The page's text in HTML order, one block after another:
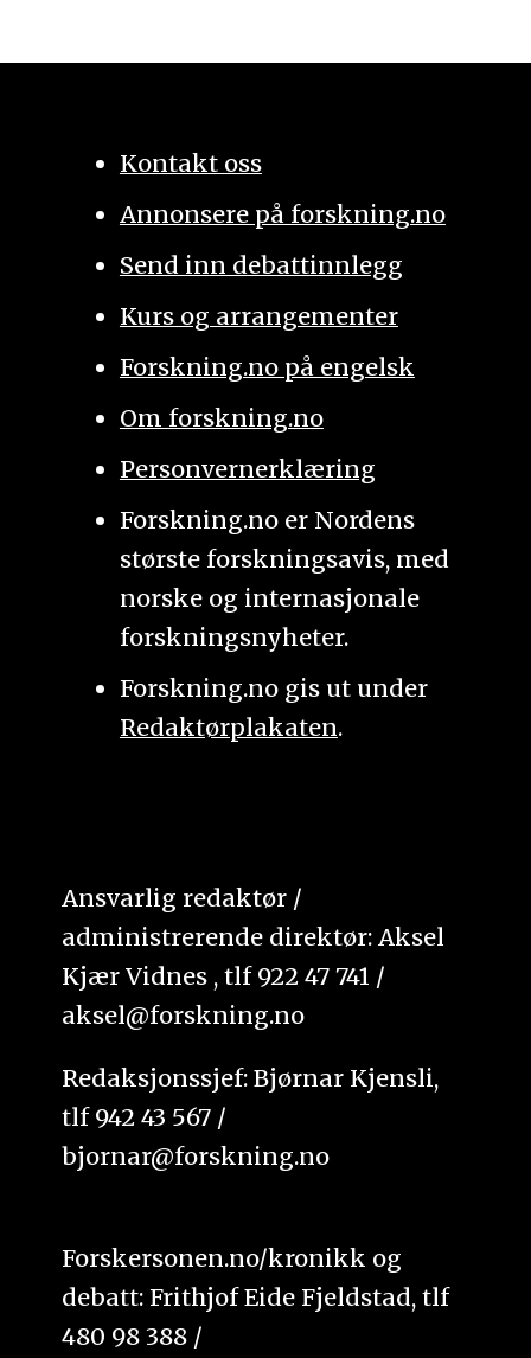
Kontakt oss
Annonsere på forskning.no
Send inn debattinnlegg
Kurs og arrangementer
Forskning.no på engelsk
Om forskning.no
Personvernerklæring
Forskning.no er Nordens
største forskningsavis, med
norske og internasjonale
forskningsnyheter.
Forskning.no gis ut under
Redaktørplakaten.
Ansvarlig redaktør /
administrerende direktør: Aksel
Kjær Vidnes , tlf 922 47 741 /
aksel@forskning.no
Redaksjonssjef: Bjørnar Kjensli,
tlf 942 43 567 /
bjornar@forskning.no
Forskersonen.no/kronikk og
debatt: Frithjof Eide Fjeldstad, tlf
480 98 388 /